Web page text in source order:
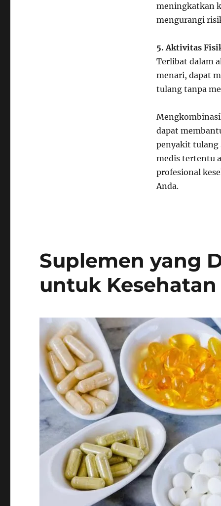
meningkatkan
mengurangi
5. Aktivitas
Terlibat dalam
menari, dapat
tulang tanpa
dapat
penyakit tulang
medis tertentu
profesional
Anda.
Suplemen yang
untuk Kesehatan